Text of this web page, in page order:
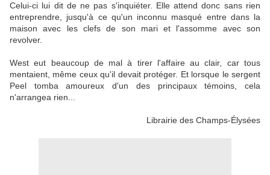
Celui-ci lui dit de ne pas s'inquiéter. Elle attend donc sans rien
entreprendre, jusqu'à ce qu'un inconnu masqué entre dans la
maison avec les clefs de son mari et l'assomme avec son
revolver.
West eut beaucoup de mal à tirer l'affaire au clair, car tous
mentaient, même ceux qu'il devait protéger. Et lorsque le sergent
Peel tomba amoureux d'un des principaux témoins, cela
n'arrangea rien...
Librairie des Champs-Élysées